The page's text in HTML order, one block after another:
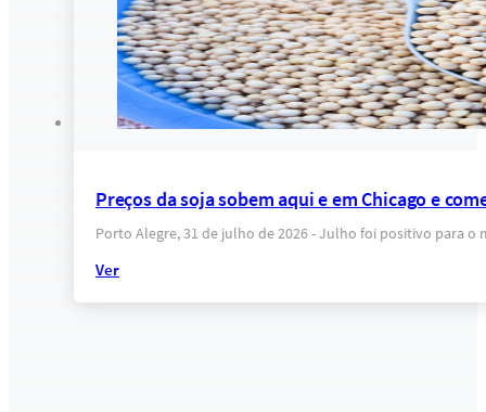
Preços da soja sobem aqui e em Chicago e
Porto Alegre, 31 de julho de 2026 - Julho foi positivo para
Ver